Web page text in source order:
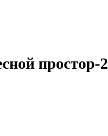
простор-2